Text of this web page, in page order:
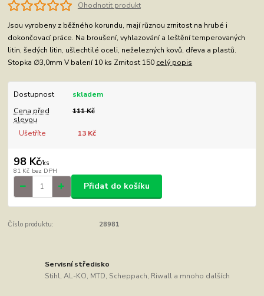
Ohodnotit produkt
Jsou vyrobeny z běžného korundu, mají různou zrnitost na hrubé i
dokončovací práce. Na broušení, vyhlazování a leštění temperovaných
litin, šedých litin, ušlechtilé oceli, neželezných kovů, dřeva a plastů.
Stopka ∅3,0mm V balení 10 ks Zrnitost 150 celý popis
Dostupnost
skladem
Cena před
slevou
111 Kč
Ušetříte 13 Kč
98 Kč/ks
81 Kč bez DPH
Přidat do košíku
Číslo produktu: 28981
Servisní středisko
Stihl, AL-KO, MTD, Scheppach, Riwall a mnoho dalších